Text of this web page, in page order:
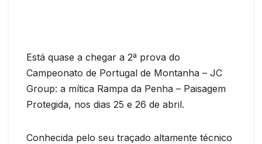
Está quase a chegar a 2ª prova do
Campeonato de Portugal de Montanha – JC
Group: a mítica Rampa da Penha – Paisagem
Protegida, nos dias 25 e 26 de abril.
Conhecida pelo seu traçado altamente técnico